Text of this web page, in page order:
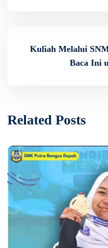
Kuliah Melalui
Baca Ini
Related Posts